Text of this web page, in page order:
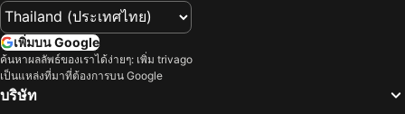
เพิ่มบน Google
ค้นหาผลลัพธ์ของเราได้ง่ายๆ: เพิ่ม trivago
เป็นแหล่งที่มาที่ต้องการบน Google
บริษัท